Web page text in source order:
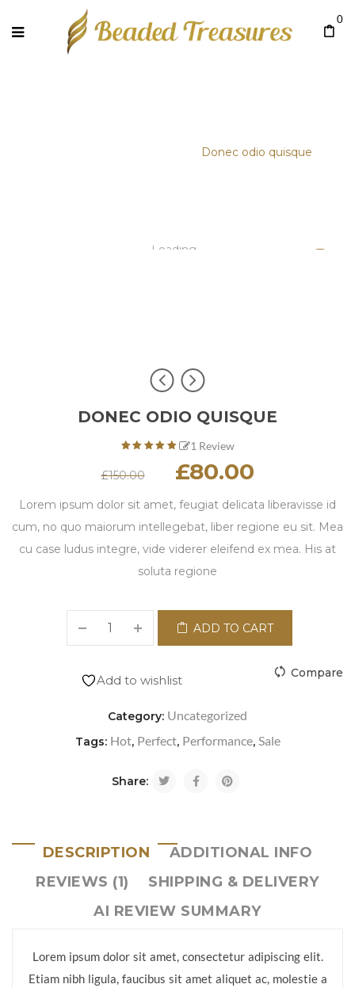
0
Donec odio quisque
Loading...
DONEC ODIO QUISQUE
1
customer
1 Review
£150.00 £80.00
Lorem ipsum dolor sit amet, feugiat delicata liberavisse id
cum, no quo maiorum intellegebat, liber regione eu sit. Mea
cu case ludus integre, vide viderer eleifend ex mea. His at
soluta regione
ADD TO CART
Add to wishlist Compare
Category: Uncategorized
Tags: Hot, Perfect, Performance, Sale
Share:
DESCRIPTION
ADDITIONAL INFO
REVIEWS (1)
SHIPPING & DELIVERY
AI REVIEW SUMMARY
Lorem ipsum dolor sit amet, consectetur adipiscing elit.
Etiam nibh ligula, faucibus sit amet aliquet ac, molestie a